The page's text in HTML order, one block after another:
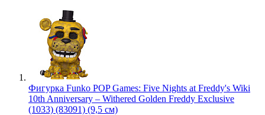
Фигурка Funko POP Games: Five Nights at Freddy's Wiki
10th Anniversary – Withered Golden Freddy Exclusive
(1033) (83091) (9,5 см)